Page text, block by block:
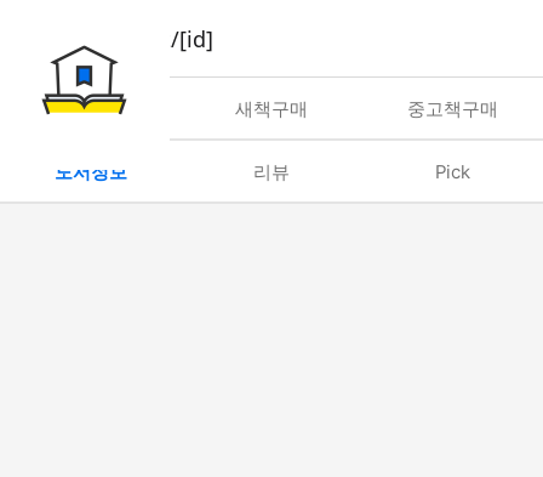
book/rent/[id]
대여 새책구매 중고책구매
도서정보 리뷰 Pick